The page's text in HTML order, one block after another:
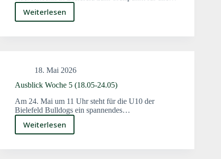
Weiterlesen
Ausblick
6
Flagfootball-
Highlight
in
Bulldogs
laden
zum
Turnier
18. Mai 2026
Ausblick Woche 5 (18.05-24.05)
Am 24. Mai um 11 Uhr steht für die U10 der
Bielefeld Bulldogs ein spannendes…
Weiterlesen
Ausblick
5